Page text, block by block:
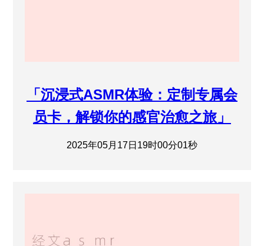
「沉浸式ASMR体验：定制专属会
员卡，解锁你的感官治愈之旅」
2025年05月17日19时00分01秒